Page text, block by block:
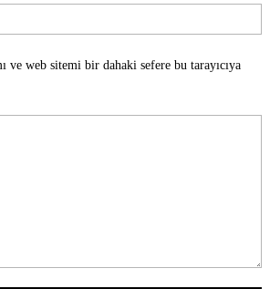
ve web sitemi bir dahaki sefere bu tarayıcıya